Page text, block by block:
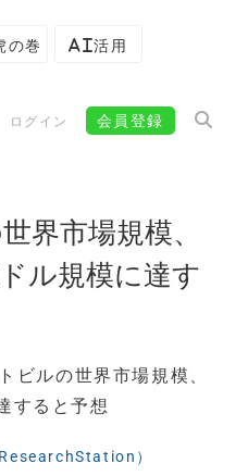
巻 AI活用
ログイン 会員登録
界市場規模、
ル規模に達す
ビルの世界市場規模、
すると予想
）